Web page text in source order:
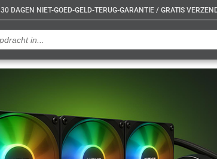
30 DAGEN NIET-GOED-GELD-TERUG-GARANTIE / GRATIS